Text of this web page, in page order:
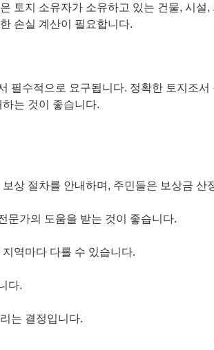
토지 소유자가 소유하고 있는 건물, 시
손실 계산이 필요합니다.
필수적으로 요구됩니다. 정확한 토지조
는 것이 좋습니다.
상 절차를 안내하며, 주민들은 보상금 산
문가의 도움을 받는 것이 좋습니다.
역마다 다를 수 있습니다.
다.
는 결정입니다.